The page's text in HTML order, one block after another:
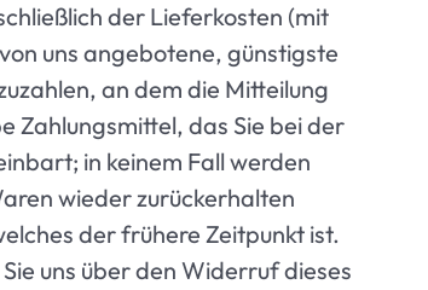
der Lieferkosten (mit
uns angebotene, günstigste
an dem die Mitteilung
Zahlungsmittel, das Sie bei der
in keinem Fall werden
wieder zurückerhalten
der frühere Zeitpunkt ist.
uns über den Widerruf dieses